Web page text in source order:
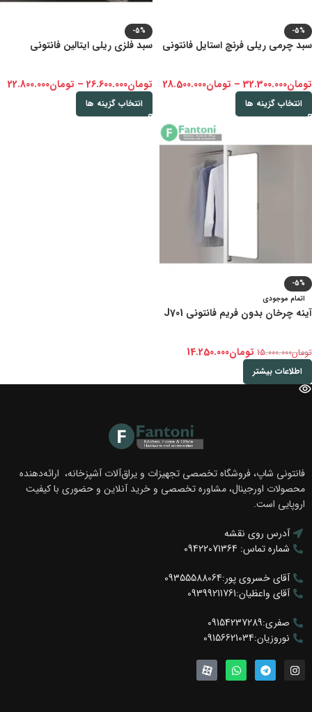
-5%
سبد چرمی ریلی فرنچ استایل فانتونی
تومان32.300.000
– تومان28.500.000
انتخاب گزینه ها
-5%
سبد فلزی ریلی ایتالین فانتونی
تومان26.600.000
– تومان22.800.000
انتخاب گزینه ها
-5%
اتمام موجودی
آینه چرخان بدون فریم فانتونی J701
تومان15.000.000 تومان14.250.000
اطلاعات بیشتر
فانتونی شاپ، فروشگاه تخصصی تجهیزات و یراق‌آلات آشپزخانه، ارائه‌دهنده
محصولات اورجینال، مشاوره تخصصی و خرید آنلاین و حضوری با کیفیت
اروپایی است.
آدرس روی نقشه
شماره تماس: 09422071364
آقای خسروی پور:09355588064
آقای واعظیان:09399211761
صفری:09154237289
نوروزیان:09156621034